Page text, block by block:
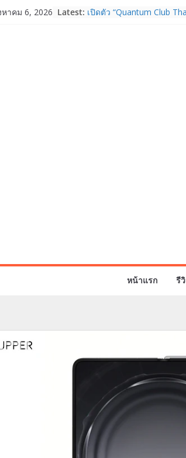
าคม 6, 2026 Latest: เปิดตัว “Quantum Club
หน้าแรก รี